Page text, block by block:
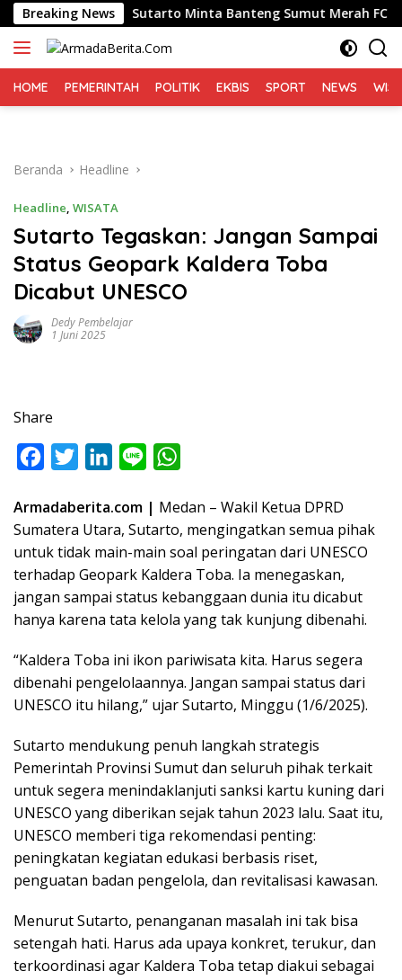
Langsung
ke
konten
Breaking NewsSutarto Minta Banteng Sumut Merah FC
HOME PEMERINTAH POLITIK EKBIS SPORT NEWS
Beranda Headline
Headline, WISATA
Sutarto Tegaskan: Jangan Sampai
Status Geopark Kaldera Toba
Dicabut UNESCO
Dedy Pembelajar
1 Juni 2025
Share
c
e
o
o
i
t
e
r
n
k
d
I
e
a
t
A
p
Armadaberita.com | Medan – Wakil Ketua DPRD
Sumatera Utara, Sutarto, mengingatkan semua pihak
untuk tidak main-main soal peringatan dari UNESCO
terhadap Geopark Kaldera Toba. Ia menegaskan,
jangan sampai status kebanggaan dunia itu dicabut
hanya karena tata kelola yang tak kunjung dibenahi.
“Kaldera Toba ini ikon pariwisata kita. Harus segera
dibenahi pengelolaannya. Jangan sampai status dari
UNESCO itu hilang,” ujar Sutarto, Minggu (1/6/2025).
Sutarto mendukung penuh langkah strategis
Pemerintah Provinsi Sumut dan seluruh pihak terkait
untuk segera menindaklanjuti sanksi kartu kuning dari
UNESCO yang diberikan sejak tahun 2023 lalu. Saat itu,
UNESCO memberi tiga rekomendasi penting:
peningkatan kegiatan edukasi berbasis riset,
penguatan badan pengelola, dan revitalisasi kawasan.
Menurut Sutarto, penanganan masalah ini tak bisa
setengah hati. Harus ada upaya konkret, terukur, dan
terkoordinasi agar Kaldera Toba tetap diakui sebagai